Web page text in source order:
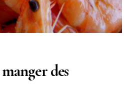
des